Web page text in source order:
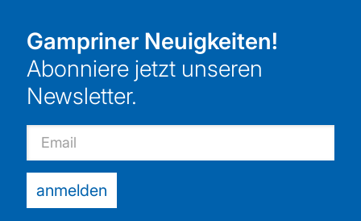
Gampriner Neuigkeiten!
Abonniere jetzt unseren
Newsletter.
Email
anmelden